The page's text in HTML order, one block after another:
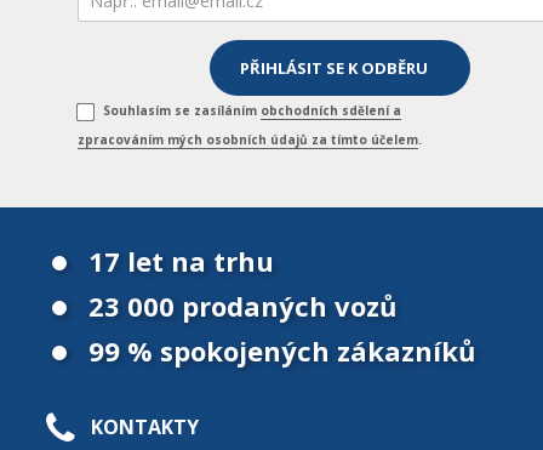
Souhlasím se zasíláním obchodních sdělení a
zpracováním mých osobních údajů za tímto účelem.
17 let na trhu
23 000 prodaných vozů
99 % spokojených zákazníků
KONTAKTY